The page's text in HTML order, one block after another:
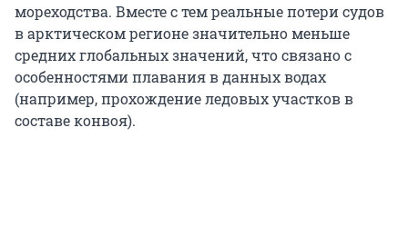
мореходства. Вместе с тем реальные потери судов
в арктическом регионе значительно меньше
средних глобальных значений, что связано с
особенностями плавания в данных водах
(например, прохождение ледовых участков в
составе конвоя).